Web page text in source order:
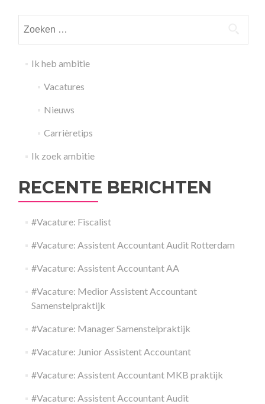
naar:
Ik heb ambitie
Vacatures
Nieuws
Carrièretips
Ik zoek ambitie
RECENTE BERICHTEN
#Vacature: Fiscalist
#Vacature: Assistent Accountant Audit Rotterdam
#Vacature: Assistent Accountant AA
#Vacature: Medior Assistent Accountant
Samenstelpraktijk
#Vacature: Manager Samenstelpraktijk
#Vacature: Junior Assistent Accountant
#Vacature: Assistent Accountant MKB praktijk
#Vacature: Assistent Accountant Audit